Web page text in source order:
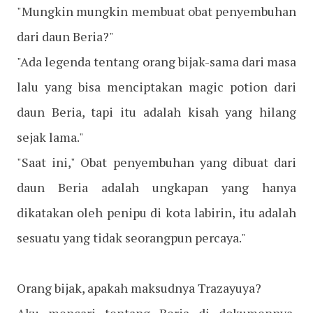
"Mungkin mungkin membuat obat penyembuhan
dari daun Beria?"
"Ada legenda tentang orang bijak-sama dari masa
lalu yang bisa menciptakan magic potion dari
daun Beria, tapi itu adalah kisah yang hilang
sejak lama."
"Saat ini," Obat penyembuhan yang dibuat dari
daun Beria adalah ungkapan yang hanya
dikatakan oleh penipu di kota labirin, itu adalah
sesuatu yang tidak seorangpun percaya."
Orang bijak, apakah maksudnya Trazayuya?